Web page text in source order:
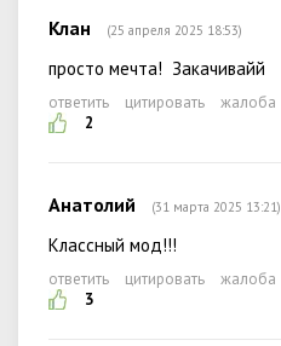
Клан (25 апреля 2025 18:53)
просто мечта! Закачивайй
ответить цитировать
жалоба
2
Анатолий (31 марта 2025 13:21)
Классный мод!!!
ответить цитировать
жалоба
3